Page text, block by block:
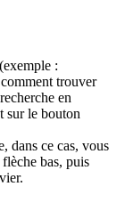
:
trouver
en
sur le bouton
dans ce cas, vous
bas, puis